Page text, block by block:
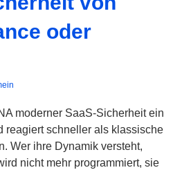
oder
moderner SaaS-Sicherheit ein
reagiert schneller als klassische
Wer ihre Dynamik versteht,
nicht mehr programmiert, sie